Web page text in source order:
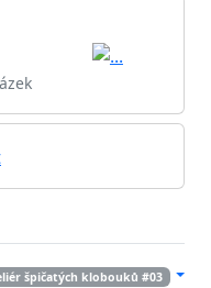
špičatých klobouků #03